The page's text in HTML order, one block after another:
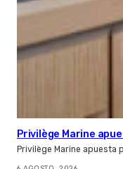
Privilège Marine
Privilège Marine apuesta